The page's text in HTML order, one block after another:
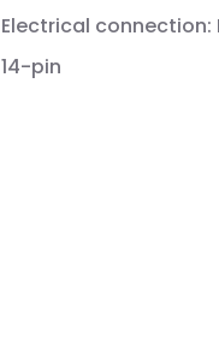
Electrical connection:
14-pin